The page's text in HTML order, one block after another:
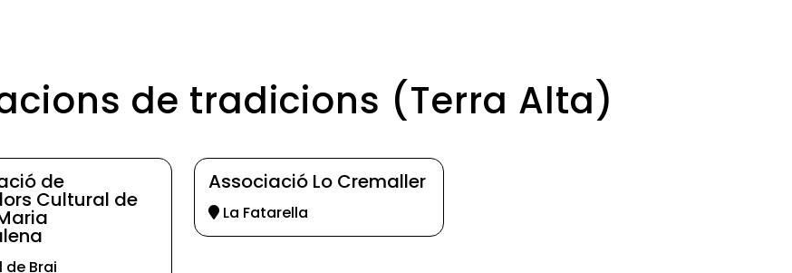
de tradicions (Terra Alta)
de
Cultural de
de Brai
Associació Lo Cremaller
La Fatarella